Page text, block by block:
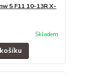
5 F11 10-13R X-
Skladem